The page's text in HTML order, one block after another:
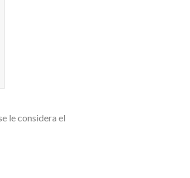
le considera el